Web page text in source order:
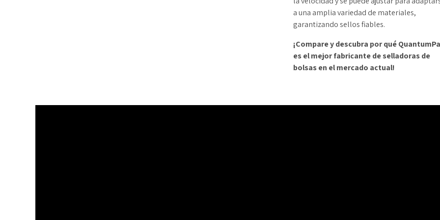
a una amplia variedad de materiales,
garantizando sellos fiables.
¡Compare y descubra por qué
es el mejor fabricante de selladoras de
bolsas en el mercado actual!